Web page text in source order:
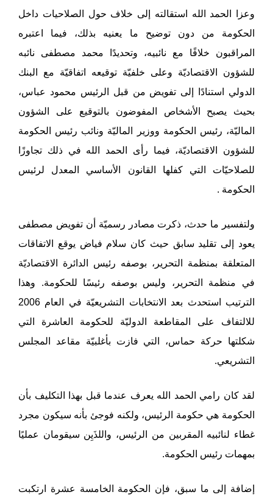
وعزا الحمد الله استقالته إلى خلاف حول الصلاحيات داخل
الحكومة من دون توضيح ما يعنيه بذلك، فيما اعتبره
المراقبون خلافًا مع نائبيه، وتحديدًا محمد مصطفى نائبه
للشؤون الاقتصاديّة وعلى خلفيّة توقيعه اتفاقيّة مع البنك
الدولي استنادًا إلى تفويض من قبل الرئيس محمود عباس،
بحيث يصبح الأشخاص المفوضون بالتوقيع على الشؤون
الماليّة، رئيس الحكومة ووزير الماليّة ونائب رئيس الحكومة
للشؤون الاقتصاديّة، فيما رأى الحمد الله في ذلك تجاوزًا
للصلاحيّات التي كفلها القانون الأساسي المعدل لرئيس
الحكومة .
ولتفسير ما حدث، ذكرت مصادر رسميّة أن تفويض مصطفى
يعود إلى تقليد سابق حيث كان سلام فياض يوقع الاتفاقات
المتعلقة بمنظمة التحرير، بوصفه رئيس الدائرة الاقتصاديّة
في منظمة التحرير، وليس بوصفه رئيسًا للحكومة. وهذا
الترتيب استحدث بعد الانتخابات التشريعيّة في العام 2006
للالتفاف على المقاطعة الدوليّة للحكومة العاشرة التي
شكلتها حركة حماس، التي فازت بأغلبيّة مقاعد المجلس
التشريعي.
لقد كان رامي الحمد الله يعرف عندما قبل بهذا التكليف بأن
الحكومة هي حكومة الرئيس، ولكنه فوجئ بأنه سيكون مجرد
غطاء لنائبيه المقربين من الرئيس، واللذَيِن سيقومان عمليًا
بمهمات رئيس الحكومة.
إضافة إلى ما سبق، فإن الحكومة الخامسة عشرة ارتكبت